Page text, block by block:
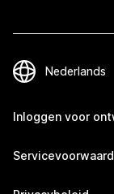
Inloggen voor